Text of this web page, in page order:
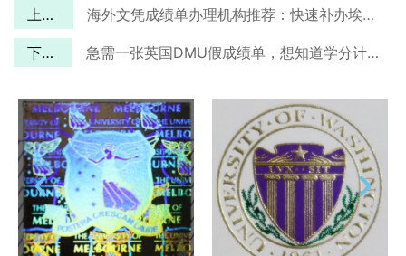
上一篇 海外文凭成绩单办理机构推荐：快速补办埃迪斯科文大学成绩单
下一篇 急需一张英国DMU假成绩单，想知道学分计算和学分等级的区分